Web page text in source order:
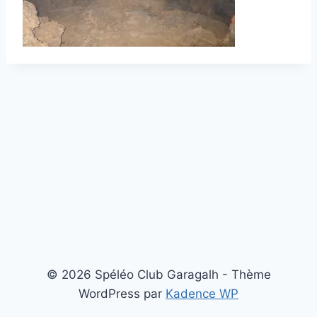
© 2026 Spéléo Club Garagalh - Thème
WordPress par Kadence WP